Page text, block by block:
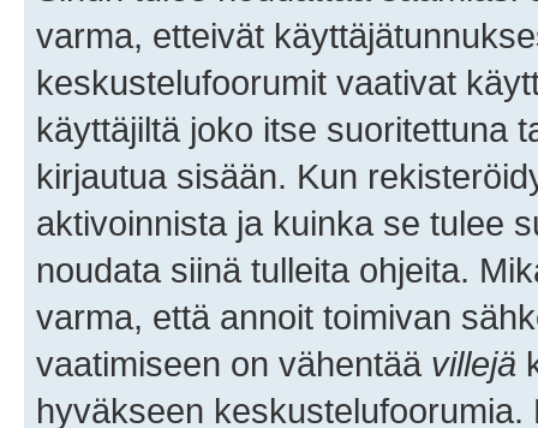
varma, etteivät
keskustelufoorumit vaativat
käyttäjiltä joko itse suoritettuna
kirjautua sisään. Kun
aktivoinnista ja kuinka se tulee
noudata siinä tulleita ohjeita.
varma, että annoit toimivan
vaatimiseen on vähentää villejä
hyväkseen